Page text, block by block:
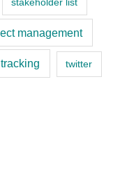
management
tracking twitter